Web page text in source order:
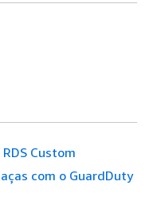
Custom
com o GuardDuty